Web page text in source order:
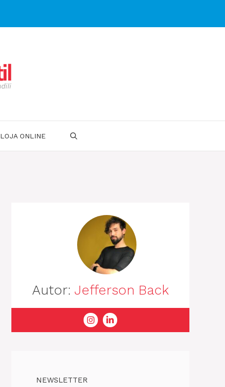
LOJA ONLINE
Autor: Jefferson Back
NEWSLETTER